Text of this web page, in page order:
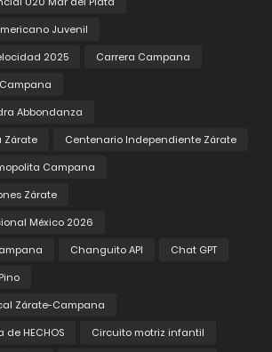
Juvenil
2025
Carrera Campana
Abbondanza
Zárate
Centenario Independiente Zárate
Campana
Zárate
México 2026
Changuito API
Chat GPT
Zárate-Campana
HECHOS
Circuito motriz infantil